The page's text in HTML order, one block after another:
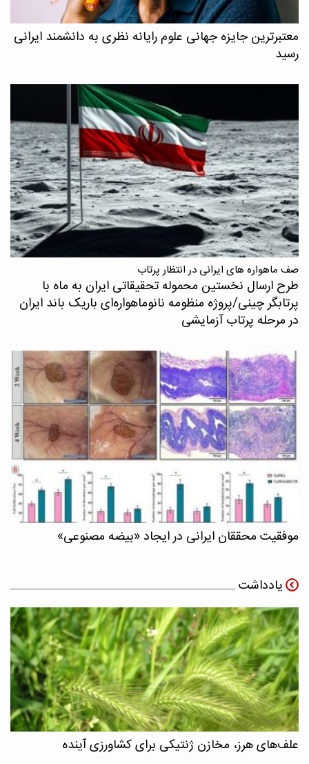
معتبرترین جایزه جهانی علوم رایانه نظری به دانشمند ایرانی
رسید
صف ماهواره های ایرانی در انتظار پرتاب
طرح ارسال نخستین محموله تحقیقاتی ایران به ماه با
پرتابگر چینی/پروژه منظومه نانوماهواره‌ای باریک باند ایران
در مرحله پرتاب آزمایشی
موفقیت محققان ایرانی در ایجاد «بیضه مصنوعی»
یادداشت
علف‌های هرز، مخازن ژنتیکی برای کشاورزی آینده